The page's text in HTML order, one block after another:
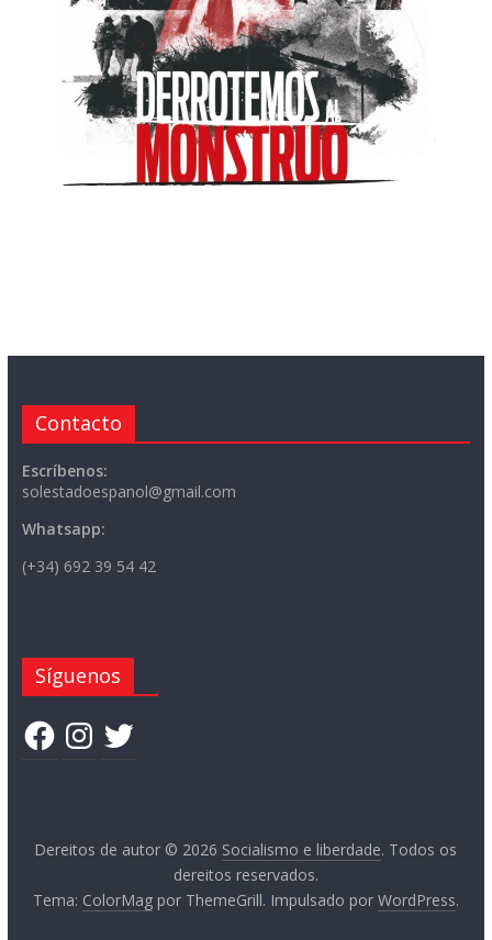
Contacto
Escríbenos:
solestadoespanol@gmail.com
Whatsapp:
(+34) 692 39 54 42
Síguenos
FacebookInstagram
Twitter
Dereitos de autor © 2026 Socialismo e liberdade. Todos os
dereitos reservados.
Tema: ColorMagpor ThemeGrill. Impulsado por WordPress.